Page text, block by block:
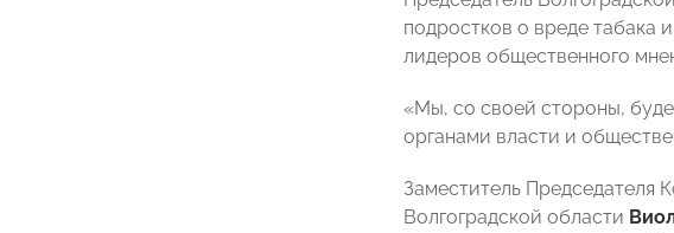
подростков о вреде табака
лидеров общественного
«Мы, со своей стороны,
органами власти и
Заместитель Председателя
Волгоградской области